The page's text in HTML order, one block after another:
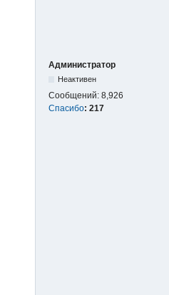
Администратор
Неактивен
Сообщений: 8,926
Спасибо: 217